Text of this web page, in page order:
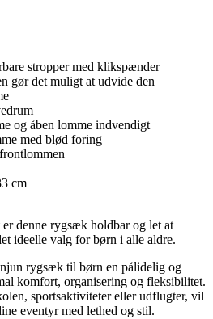
stropper med klikspænder
gør det muligt at udvide den
og åben lomme indvendigt
med blød foring
cm
denne rygsæk holdbar og let at
ideelle valg for børn i alle aldre.
rygsæk til børn en pålidelig og
komfort, organisering og fleksibilitet.
sportsaktiviteter eller udflugter, vil
eventyr med lethed og stil.